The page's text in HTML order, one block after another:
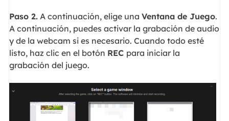
Paso 2.A continuación, elige una Ventana de Juego.
A continuación, puedes activar la grabación de audio
y de la webcam si es necesario. Cuando todo esté
listo, haz clic en el botón REC para iniciar la
grabación del juego.